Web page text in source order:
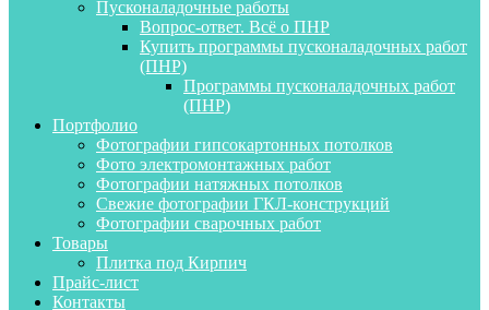
Пусконаладочные работы
Вопрос-ответ. Всё о ПНР
Купить программы пусконаладочных работ
(ПНР)
Программы пусконаладочных работ
(ПНР)
Портфолио
Фотографии гипсокартонных потолков
Фото электромонтажных работ
Фотографии натяжных потолков
Свежие фотографии ГКЛ-конструкций
Фотографии сварочных работ
Товары
Плитка под Кирпич
Прайс-лист
Контакты